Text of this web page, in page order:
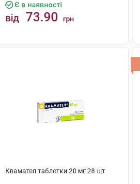
Є в наявності
від 73.90 грн
Квамател таблетки 20 мг 28 шт